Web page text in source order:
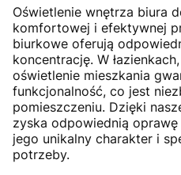
Oświetlenie wnętrza biura
komfortowej i efektywnej
biurkowe oferują
koncentrację. W
oświetlenie mieszkania
funkcjonalność, co jest
pomieszczeniu. Dzięki
zyska odpowiednią
jego unikalny charakter i
potrzeby.